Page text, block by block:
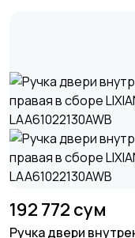
192 772 сум
Ручка двери